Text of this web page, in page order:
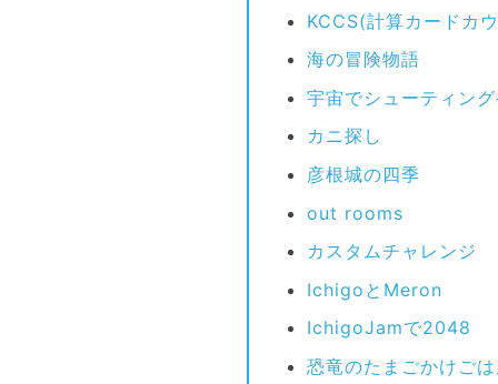
KCCS(計算カードカ
海の冒険物語
宇宙でシューティン
カニ探し
彦根城の四季
out rooms
カスタムチャレンジ
IchigoとMeron
IchigoJamで2048
恐竜のたまごかけご